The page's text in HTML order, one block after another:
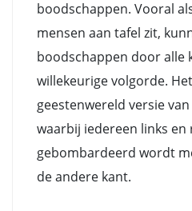
boodschappen. Vooral
mensen aan tafel zit,
boodschappen door alle
willekeurige volgorde.
geestenwereld versie
waarbij iedereen links en
gebombardeerd wordt
de andere kant.